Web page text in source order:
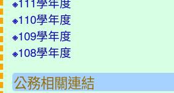
※
※110學年度
※109學年度
※108學年度
公務相關連結